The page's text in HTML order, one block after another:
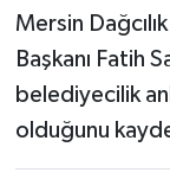
Mersin
Başkanı Fatih
belediyecilik
olduğunu